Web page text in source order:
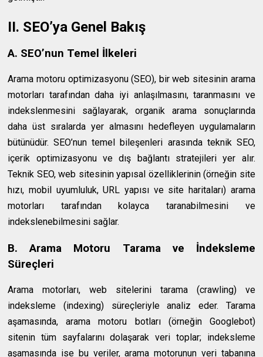
II. SEO’ya Genel Bakış
A. SEO’nun Temel İlkeleri
Arama motoru optimizasyonu (SEO), bir web sitesinin arama
motorları tarafından daha iyi anlaşılmasını, taranmasını ve
indekslenmesini sağlayarak, organik arama sonuçlarında
daha üst sıralarda yer almasını hedefleyen uygulamaların
bütünüdür. SEO’nun temel bileşenleri arasında teknik SEO,
içerik optimizasyonu ve dış bağlantı stratejileri yer alır.
Teknik SEO, web sitesinin yapısal özelliklerinin (örneğin site
hızı, mobil uyumluluk, URL yapısı ve site haritaları) arama
motorları tarafından kolayca taranabilmesini ve
indekslenebilmesini sağlar.
B. Arama Motoru Tarama ve İndeksleme
Süreçleri
Arama motorları, web sitelerini tarama (crawling) ve
indeksleme (indexing) süreçleriyle analiz eder. Tarama
aşamasında, arama motoru botları (örneğin Googlebot)
sitenin tüm sayfalarını dolaşarak veri toplar; indeksleme
aşamasında ise bu veriler, arama motorunun veri tabanına